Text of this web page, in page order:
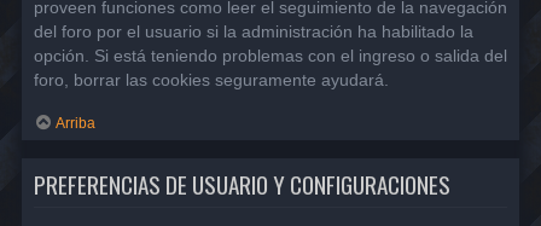
proveen funciones como leer el seguimiento de la navegación
del foro por el usuario si la administración ha habilitado la
opción. Si está teniendo problemas con el ingreso o salida del
foro, borrar las cookies seguramente ayudará.
Arriba
PREFERENCIAS DE USUARIO Y CONFIGURACIONES